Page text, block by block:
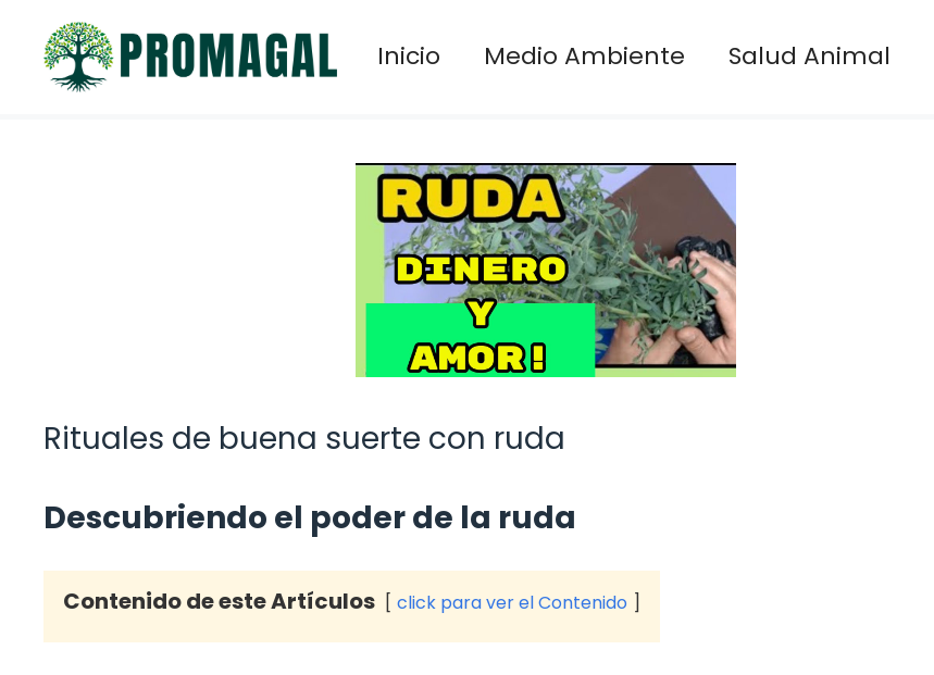
contenido
Inicio Medio Ambiente Salud Animal
Rituales de buena suerte con ruda
Descubriendo el poder de la ruda
Contenido de este Artículos click para ver el Contenido